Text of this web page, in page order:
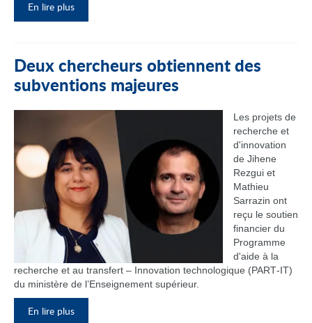
En lire plus
Deux chercheurs obtiennent des
subventions majeures
Les projets de
recherche et
d'innovation
de Jihene
Rezgui et
Mathieu
Sarrazin ont
reçu le soutien
financier du
Programme
d'aide à la
recherche et au transfert – Innovation technologique (PART‑IT)
du ministère de l’Enseignement supérieur.
En lire plus